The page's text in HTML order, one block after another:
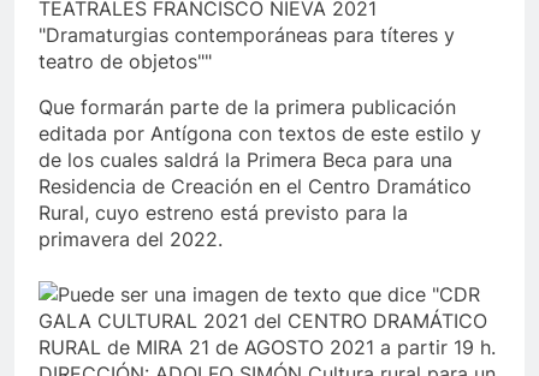
Que formarán parte de la primera publicación
editada por Antígona con textos de este estilo y
de los cuales saldrá la Primera Beca para una
Residencia de Creación en el Centro Dramático
Rural, cuyo estreno está previsto para la
primavera del 2022.